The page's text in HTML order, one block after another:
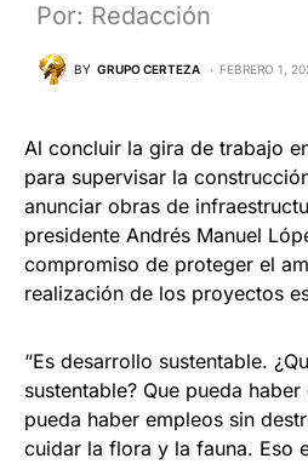
Por: Redacción
BY GRUPO CERTEZA FEBRERO 1,
Al concluir la gira de trabajo
para supervisar la
anunciar obras de
presidente Andrés Manuel
compromiso de proteger el
realización de los proyectos
“Es desarrollo sustentable.
sustentable? Que pueda
pueda haber empleos sin
cuidar la flora y la fauna. Eso